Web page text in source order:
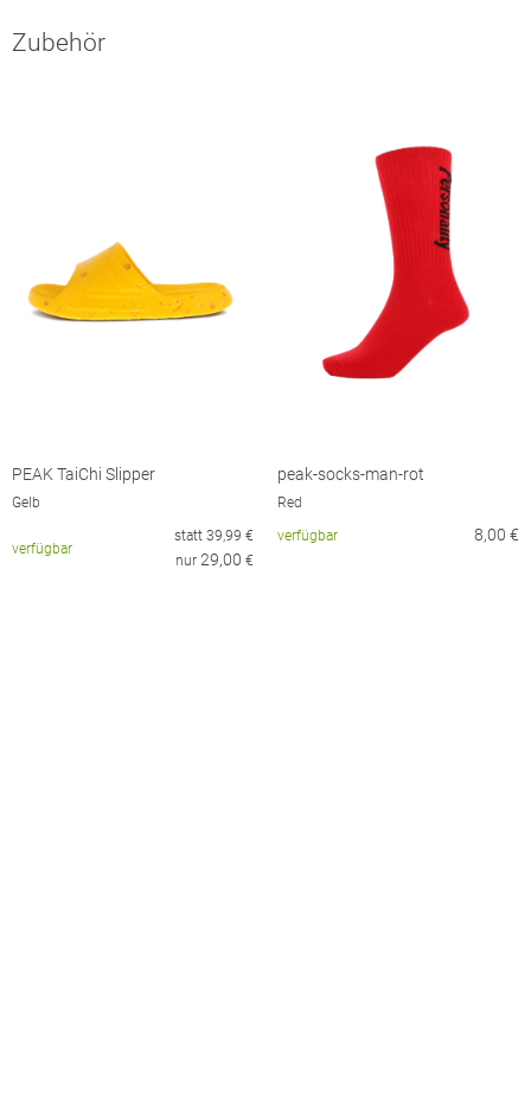
Zubehör
PEAK TaiChi Slipper
Gelb
verfügbar
statt 39,99 €
nur 29,00 €
peak-socks-man-rot
Red
verfügbar
8,00 €